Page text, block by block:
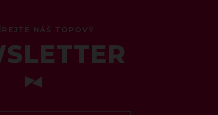
NÁŠ TOPOVÝ